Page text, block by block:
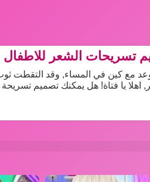
تسريحات الشعر للاطفال
مع كين في المساء, وقد التقطت
اهلا يا فتاة! هل يمكنك تصميم تسريحة